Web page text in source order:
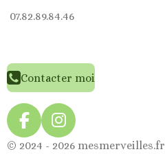
07.82.89.84.46
Contacter moi
F
a
I
n
© 2024 - 2026 mesmerveilles.fr